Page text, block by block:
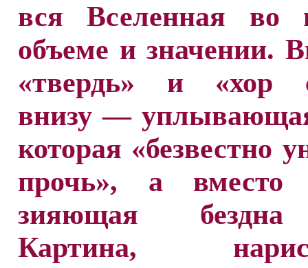
вся Вселенная во
объеме и значении.
«твердь» и «хор
внизу —
которая «безвестно
прочь», а
зияющая
Картина,